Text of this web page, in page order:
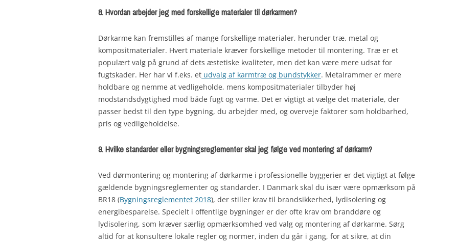
8. Hvordan arbejder jeg med forskellige materialer til dørkarmen?
Dørkarme kan fremstilles af mange forskellige materialer, herunder træ, metal og
kompositmaterialer. Hvert materiale kræver forskellige metoder til montering. Træ er et
populært valg på grund af dets æstetiske kvaliteter, men det kan være mere udsat for
fugtskader. Her har vi f.eks. et udvalg af karmtræ og bundstykker. Metalrammer er mere
holdbare og nemme at vedligeholde, mens kompositmaterialer tilbyder høj
modstandsdygtighed mod både fugt og varme. Det er vigtigt at vælge det materiale, der
passer bedst til den type bygning, du arbejder med, og overveje faktorer som holdbarhed,
pris og vedligeholdelse.
9. Hvilke standarder eller bygningsreglementer skal jeg følge ved montering af dørkarm?
Ved dørmontering og montering af dørkarme i professionelle byggerier er det vigtigt at følge
gældende bygningsreglementer og standarder. I Danmark skal du især være opmærksom på
BR18 (Bygningsreglementet 2018), der stiller krav til brandsikkerhed, lydisolering og
energibesparelse. Specielt i offentlige bygninger er der ofte krav om branddøre og
lydisolering, som kræver særlig opmærksomhed ved valg og montering af dørkarme. Sørg
altid for at konsultere lokale regler og normer, inden du går i gang, for at sikre, at din